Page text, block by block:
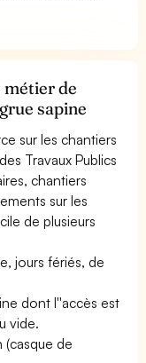
de
sapine
sur les chantiers
Travaux Publics
chantiers
sur les
de plusieurs
jours fériés, de
dont l''accès est
vide.
de